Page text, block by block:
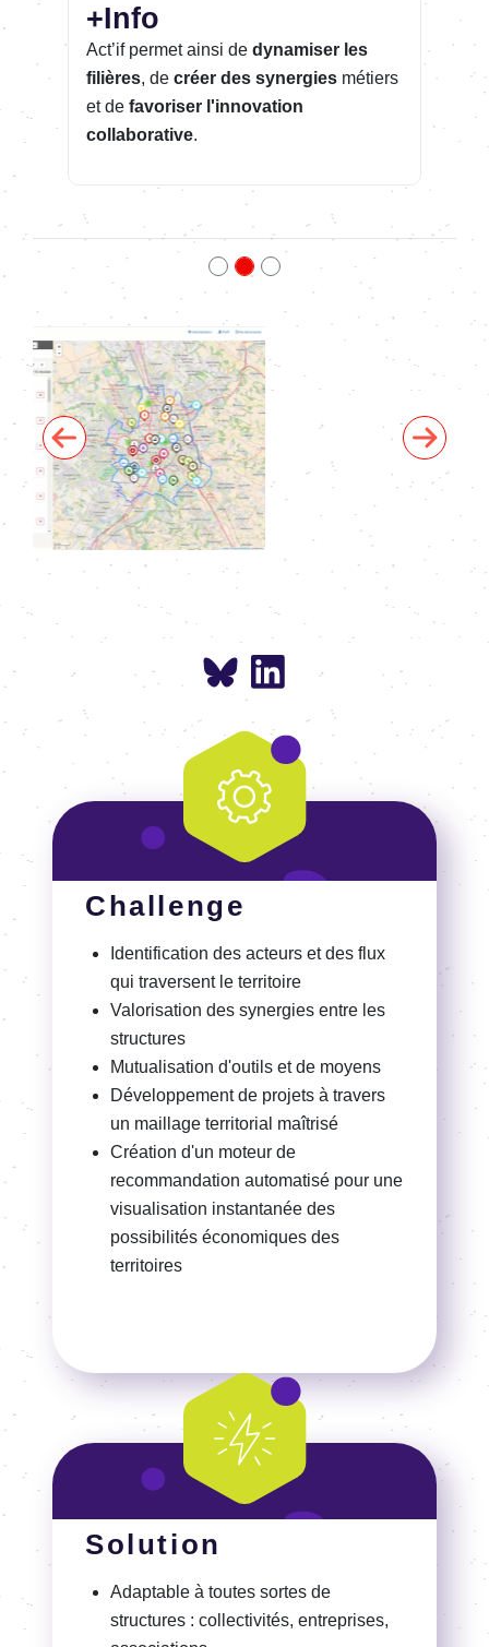
+Info
Act’if permet ainsi de dynamiser les
filières, de créer des synergies métiers
et de favoriser l'innovation
collaborative.
Previous
Identification des acteurs et des flux
qui traversent le territoire
Valorisation des synergies entre les
structures
Mutualisation d'outils et de moyens
Développement de projets à travers
un maillage territorial maîtrisé
Création d'un moteur de
recommandation automatisé pour une
visualisation instantanée des
possibilités économiques des
territoires
Adaptable à toutes sortes de
structures : collectivités, entreprises,
associations…
Centralisation et représentation d'un
grand nombre de données
Modèle de gestion multi-territoire pour
plus de souplesse d'utilisation
Gestion simple et précise grâce aux
multiples outils de recherches